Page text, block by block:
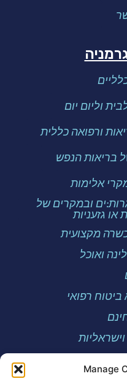
Manage
וליום יום
ורפואה כללית
בריאות הנפש
אלימות
ובמקרים של
או גזעניות
מקצועית
ואוכל
רפואי